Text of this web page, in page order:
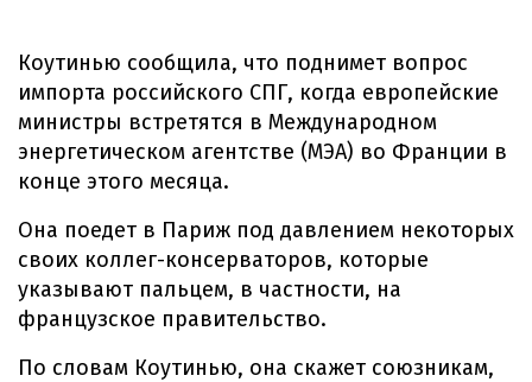
Коутинью сообщила, что поднимет вопрос
импорта российского СПГ, когда европейские
министры встретятся в Международном
энергетическом агентстве (МЭА) во Франции в
конце этого месяца.
Она поедет в Париж под давлением некоторых
своих коллег-консерваторов, которые
указывают пальцем, в частности, на
французское правительство.
По словам Коутинью, она скажет союзникам,